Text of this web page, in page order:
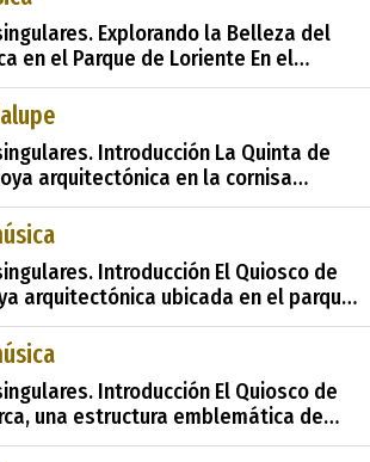
arquitectónica que deleita tanto a
visitantes con sExplorando la Belleza del
en el Parque de Loriente En el
de Loriente, en Castropol, se
que cautiva a los visitantes
encanto: el Quiosco de Música. Esta
que sirve como escenario para co
Introducción La Quinta de
arquitectónica en la cornisa
como un testamento histórico del
vinculado a la emigración
en los años 1905-1906.
Manuel Ibá&Introducción El Quiosco de
arquitectónica ubicada en el parque
más que una simple estructura; es un
refleja la influencia de diferentes
y sociales de principios del siglo
Introducción El Quiosco de
una estructura emblemática de
encarna no solo la historia